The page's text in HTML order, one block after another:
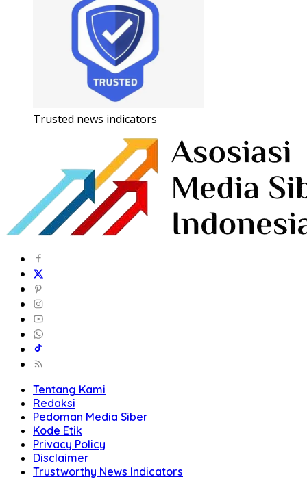
Trusted news indicators
Tentang Kami
Redaksi
Pedoman Media Siber
Kode Etik
Privacy Policy
Disclaimer
Trustworthy News Indicators